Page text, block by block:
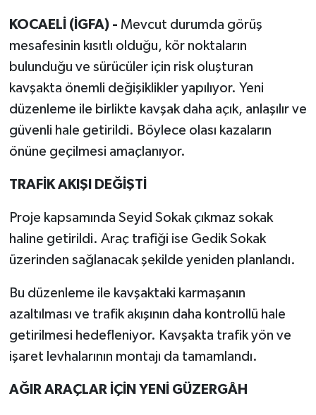
KOCAELİ (İGFA) - Mevcut durumda görüş
mesafesinin kısıtlı olduğu, kör noktaların
bulunduğu ve sürücüler için risk oluşturan
kavşakta önemli değişiklikler yapılıyor. Yeni
düzenleme ile birlikte kavşak daha açık, anlaşılır ve
güvenli hale getirildi. Böylece olası kazaların
önüne geçilmesi amaçlanıyor.
TRAFİK AKIŞI DEĞİŞTİ
Proje kapsamında Seyid Sokak çıkmaz sokak
haline getirildi. Araç trafiği ise Gedik Sokak
üzerinden sağlanacak şekilde yeniden planlandı.
Bu düzenleme ile kavşaktaki karmaşanın
azaltılması ve trafik akışının daha kontrollü hale
getirilmesi hedefleniyor. Kavşakta trafik yön ve
işaret levhalarının montajı da tamamlandı.
AĞIR ARAÇLAR İÇİN YENİ GÜZERGÂH